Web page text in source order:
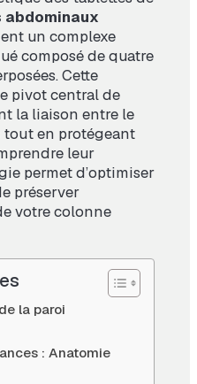
abdominaux
un complexe
composé de quatre
Cette
pivot central de
la liaison entre le
tout en protégeant
leur
permet d’optimiser
préserver
votre colonne
la paroi
: Anatomie